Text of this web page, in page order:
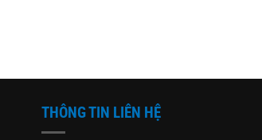
THÔNG TIN LIÊN HỆ